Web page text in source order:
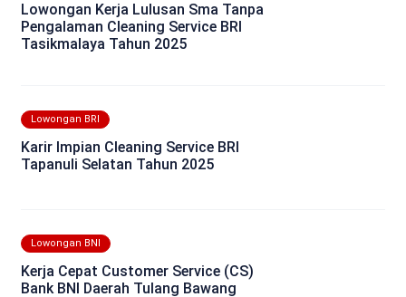
Lowongan Kerja Lulusan Sma Tanpa
Pengalaman Cleaning Service BRI
Tasikmalaya Tahun 2025
Lowongan BRI
Karir Impian Cleaning Service BRI
Tapanuli Selatan Tahun 2025
Lowongan BNI
Kerja Cepat Customer Service (CS)
Bank BNI Daerah Tulang Bawang